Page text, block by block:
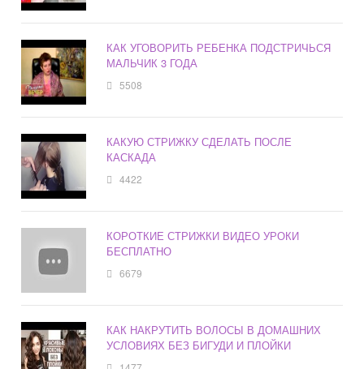
КАК УГОВОРИТЬ РЕБЕНКА ПОДСТРИЧЬСЯ
МАЛЬЧИК 3 ГОДА
5508
КАКУЮ СТРИЖКУ СДЕЛАТЬ ПОСЛЕ
КАСКАДА
4422
КОРОТКИЕ СТРИЖКИ ВИДЕО УРОКИ
БЕСПЛАТНО
6679
КАК НАКРУТИТЬ ВОЛОСЫ В ДОМАШНИХ
УСЛОВИЯХ БЕЗ БИГУДИ И ПЛОЙКИ